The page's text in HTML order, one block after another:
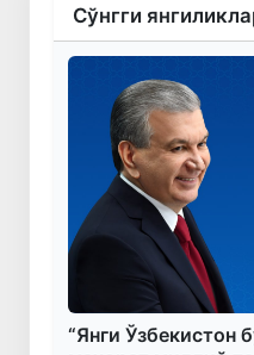
Сўнгги
“Янги Ўзбекистон